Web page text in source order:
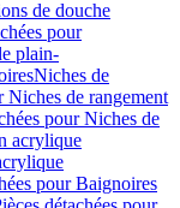
de douche
pour
plain-
Niches de
Niches de rangement
pour Niches de
acrylique
pour Baignoires